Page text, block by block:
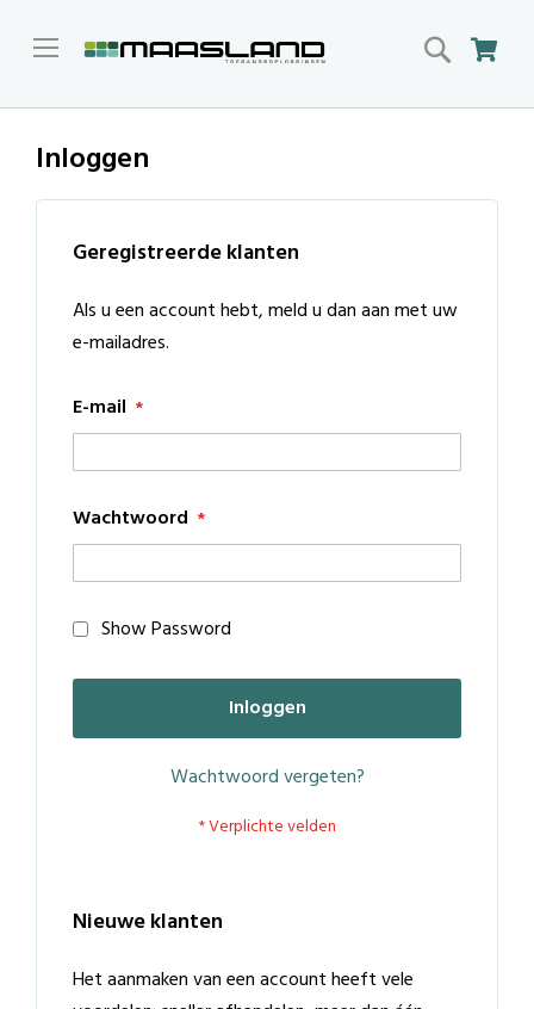
Search
Inloggen
Geregistreerde klanten
Als u een account hebt, meld u dan aan met uw
e-mailadres.
E-mail
Wachtwoord
Show Password
Inloggen
Wachtwoord vergeten?
Nieuwe klanten
Het aanmaken van een account heeft vele